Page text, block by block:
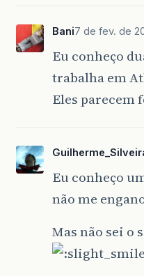
Bani7 de fev. de
Eu conheço
trabalha em
Eles parecem
Eu conheço
não me
Mas não sei o